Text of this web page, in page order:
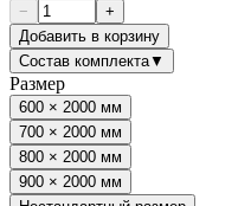
−
+
Добавить в корзину
Состав комплекта▼
Размер
600 × 2000 мм
700 × 2000 мм
800 × 2000 мм
900 × 2000 мм